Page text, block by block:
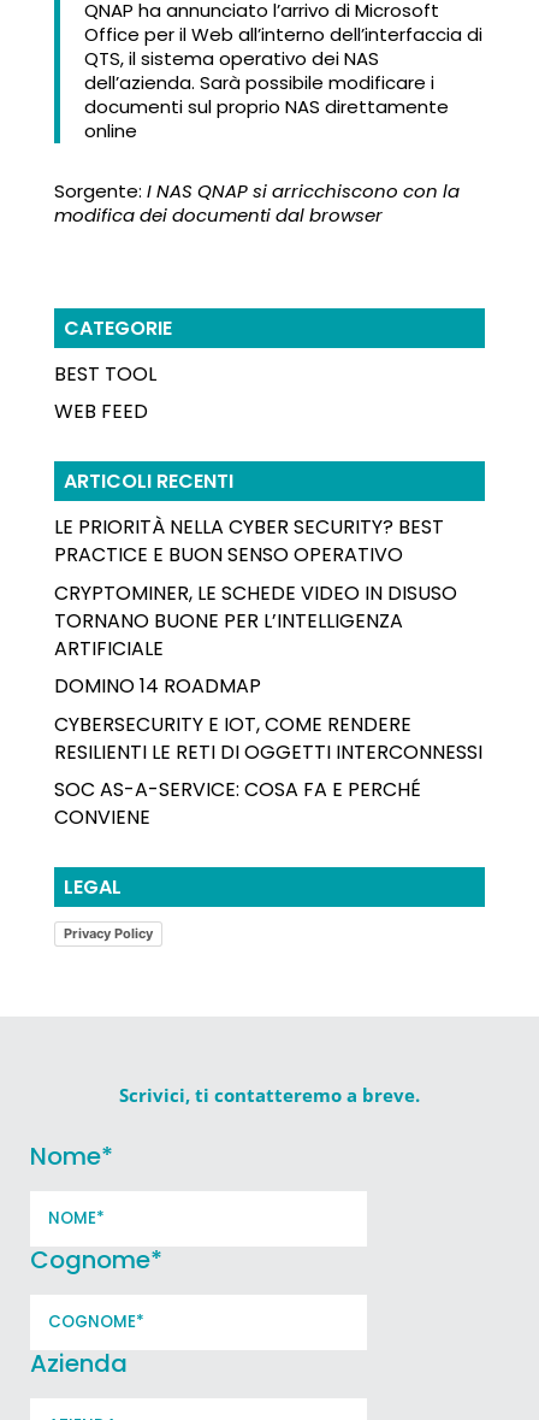
QNAP ha annunciato l’arrivo di Microsoft
Office per il Web all’interno dell’interfaccia di
QTS, il sistema operativo dei NAS
dell’azienda. Sarà possibile modificare i
documenti sul proprio NAS direttamente
online
Sorgente: I NAS QNAP si arricchiscono con la
modifica dei documenti dal browser
CATEGORIE
BEST TOOL
WEB FEED
ARTICOLI RECENTI
LE PRIORITÀ NELLA CYBER SECURITY? BEST
PRACTICE E BUON SENSO OPERATIVO
CRYPTOMINER, LE SCHEDE VIDEO IN DISUSO
TORNANO BUONE PER L’INTELLIGENZA
ARTIFICIALE
DOMINO 14 ROADMAP
CYBERSECURITY E IOT, COME RENDERE
RESILIENTI LE RETI DI OGGETTI INTERCONNESSI
SOC AS-A-SERVICE: COSA FA E PERCHÉ
CONVIENE
LEGAL
Privacy Policy
Scrivici, ti contatteremo a breve.
Nome*
Cognome*
Azienda